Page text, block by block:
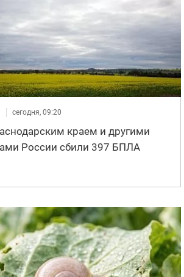
сегодня, 09:20
краем и другими
России сбили 397 БПЛА